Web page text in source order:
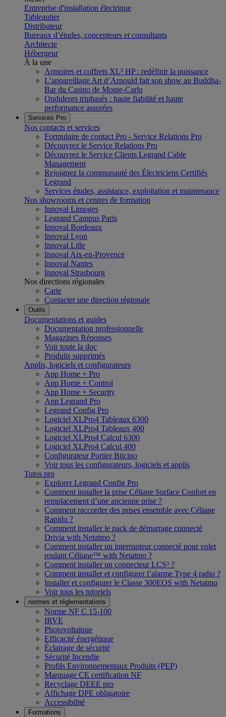
Entreprise d'installation électrique
Tableautier
Distributeur
Bureaux d’études, concepteurs et consultants
Architecte
Hébergeur
À la une
Armoires et coffrets XL³ HP : redéfinir la puissance
L’appareillage Art d’Arnould fait son show au Buddha-
Bar du Casino de Monte-Carlo
Onduleurs triphasés : haute fiabilité et haute
performance assurées
Services Pro
Nos contacts et services
Formulaire de contact Pro - Service Relations Pro
Découvrez le Service Relations Pro
Découvrez le Service Clients Legrand Cable
Management
Rejoignez la communauté des Électriciens Certifiés
Legrand
Services études, assistance, exploitation et maintenance
Nos showrooms et centres de formation
Innoval Limoges
Legrand Campus Paris
Innoval Bordeaux
Innoval Lyon
Innoval Lille
Innoval Aix-en-Provence
Innoval Nantes
Innoval Strasbourg
Nos directions régionales
Carte
Contacter une direction régionale
Outils
Documentations et guides
Documentation professionnelle
Magazines Réponses
Voir toute la doc
Produits supprimés
Applis, logiciels et configurateurs
App Home + Pro
App Home + Control
App Home + Security
App Legrand Pro
Legrand Config Pro
Logiciel XLPro4 Tableaux 6300
Logiciel XLPro4 Tableaux 400
Logiciel XLPro4 Calcul 6300
Logiciel XLPro4 Calcul 400
Configurateur Portier Bticino
Voir tous les configurateurs, logiciels et applis
Tutos pro
Explorer Legrand Config Pro
Comment installer la prise Céliane Surface Confort en
remplacement d’une ancienne prise ?
Comment raccorder des prises ensemble avec Céliane
Rapido ?
Comment installer le pack de démarrage connecté
Drivia with Netatmo ?
Comment installer un interrupteur connecté pour volet
roulant Céliane™ with Netatmo ?
Comment installer un connecteur LCS³ ?
Comment installer et configurer l’alarme Type 4 radio ?
Installer et configurer le Classe 300EOS with Netatmo
Voir tous les tutoriels
normes et réglementations
Norme NF C 15-100
IRVE
Photovoltaïque
Efficacité énergétique
Éclairage de sécurité
Sécurité Incendie
Profils Environnementaux Produits (PEP)
Marquage CE certification NF
Recyclage DEEE pro
Affichage DPE obligatoire
Accessibilité
Formations